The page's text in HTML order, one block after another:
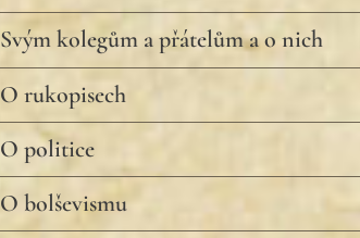
Svým kolegům a přátelům a o nich
O rukopisech
O politice
O bolševismu